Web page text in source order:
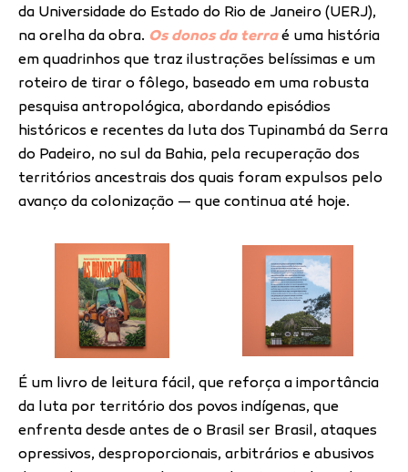
da Universidade do Estado do Rio de Janeiro (UERJ),
na orelha da obra. Os donos da terraé uma história
em quadrinhos que traz ilustrações belíssimas e um
roteiro de tirar o fôlego, baseado em uma robusta
pesquisa antropológica, abordando episódios
históricos e recentes da luta dos Tupinambá da Serra
do Padeiro, no sul da Bahia, pela recuperação dos
territórios ancestrais dos quais foram expulsos pelo
avanço da colonização — que continua até hoje.
É um livro de leitura fácil, que reforça a importância
da luta por território dos povos indígenas, que
enfrenta desde antes de o Brasil ser Brasil, ataques
opressivos, desproporcionais, arbitrários e abusivos